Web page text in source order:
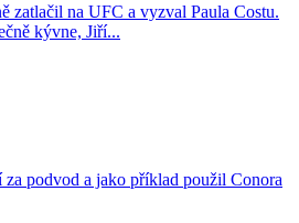
zatlačil na UFC a vyzval Paula Costu.
kývne, Jiří...
podvod a jako příklad použil Conora